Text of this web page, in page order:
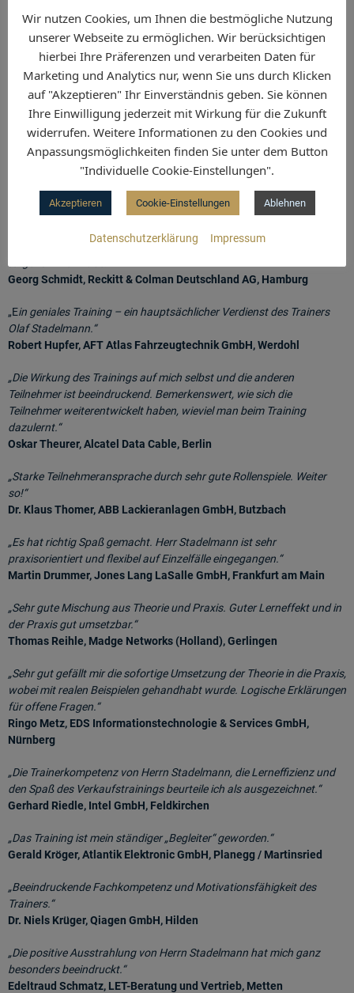
Coaching,Dresden | Star Datensysteme KG, Neuss |Ströer Media
Deutschland GmbH
, Köln | Tecan Deutschland GmbH, Crailsheim |
The Sun Company GmbH, Hamburg | Thoms GmbH, Garbsen |
Material Handling Deutschland GmbH ,Isernhagen |TÜV Nord AG
Hannover | Unique Shop Profile GmbH, Bovenden | Univativ GmbH &
Co. KG, Darmstadt | VSM AG, Hannover | Vereinigung der
Hörgeräteindustrie e.V., Lübeck | Vescom GmbH, Seligenstadt | Wick
Hill GmbH,Hamburg | Wolf Wurstspezialitäten GmbH, Schwandorf |
Xing AG, Hamburg | Zeus Vermittlungs-GmbH, Hamburg
TEILNEHMER
„Das war mit Abstand das beste Verkaufstraining, an dem ich je
teilgenommen habe.“
Georg Schmidt, Reckitt & Colman Deutschland AG, Hamburg
„Ein geniales Training – ein hauptsächlicher Verdienst des Trainers
Olaf Stadelmann.“
Robert Hupfer, AFT Atlas Fahrzeugtechnik GmbH, Werdohl
„Die Wirkung des Trainings auf mich selbst und die anderen
Teilnehmer ist beeindruckend. Bemerkenswert, wie sich die
Teilnehmer weiterentwickelt haben, wieviel man beim Training
dazulernt.“
Oskar Theurer, Alcatel Data Cable, Berlin
„Starke Teilnehmeransprache durch sehr gute Rollenspiele. Weiter
so!“
Dr. Klaus Thomer, ABB Lackieranlagen GmbH, Butzbach
„Es hat richtig Spaß gemacht. Herr Stadelmann ist sehr
praxisorientiert und flexibel auf Einzelfälle eingegangen.“
Martin Drummer, Jones Lang LaSalle GmbH, Frankfurt am Main
„Sehr gute Mischung aus Theorie und Praxis. Guter Lerneffekt und in
der Praxis gut umsetzbar.“
Thomas Reihle, Madge Networks (Holland), Gerlingen
„Sehr gut gefällt mir die sofortige Umsetzung der Theorie in die Praxis,
wobei mit realen Beispielen gehandhabt wurde. Logische Erklärungen
für offene Fragen.“
Ringo Metz, EDS Informationstechnologie & Services GmbH,
Nürnberg
„Die Trainerkompetenz von Herrn Stadelmann, die Lerneffizienz und
den Spaß des Verkaufstrainings beurteile ich als ausgezeichnet.“
Gerhard Riedle, Intel GmbH, Feldkirchen
„Das Training ist mein ständiger „Begleiter“ geworden.“
Gerald Kröger, Atlantik Elektronic GmbH, Planegg / Martinsried
„Beeindruckende Fachkompetenz und Motivationsfähigkeit des
Trainers.“
Dr. Niels Krüger, Qiagen GmbH, Hilden
„Die positive Ausstrahlung von Herrn Stadelmann hat mich ganz
besonders beeindruckt.“
Edeltraud Schmatz, LET-Beratung und Vertrieb, Metten
Wir nutzen Cookies, um Ihnen die bestmögliche Nutzung
unserer Webseite zu ermöglichen. Wir berücksichtigen
hierbei Ihre Präferenzen und verarbeiten Daten für
Marketing und Analytics nur, wenn Sie uns durch Klicken
auf "Akzeptieren" Ihr Einverständnis geben. Sie können
Ihre Einwilligung jederzeit mit Wirkung für die Zukunft
widerrufen. Weitere Informationen zu den Cookies und
Anpassungsmöglichkeiten finden Sie unter dem Button
"Individuelle Cookie-Einstellungen".
Akzeptieren Cookie-Einstellungen Ablehnen
Datenschutzerklärung Impressum